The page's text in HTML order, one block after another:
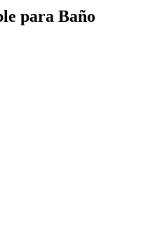
para Baño